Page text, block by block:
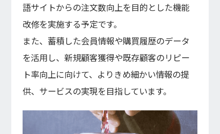
語サイトからの注文数向上を目的とした機能
改修を実施する予定です。
また、蓄積した会員情報や購買履歴のデータ
を活用し、新規顧客獲得や既存顧客のリピー
ト率向上に向けて、よりきめ細かい情報の提
供、サービスの実現を目指しています。